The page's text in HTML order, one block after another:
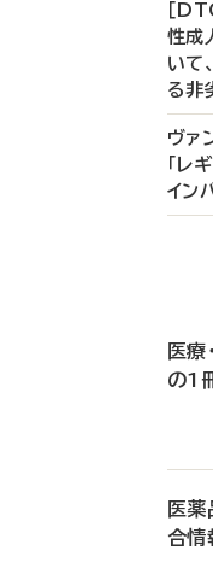
［
性成
いて
る非
ヴァ
「レ
イン
医療
の1
医薬
合情